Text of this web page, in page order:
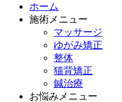
ホーム
施術メニュー
マッサージ
ゆがみ矯正
整体
猫背矯正
鍼治療
お悩みメニュー